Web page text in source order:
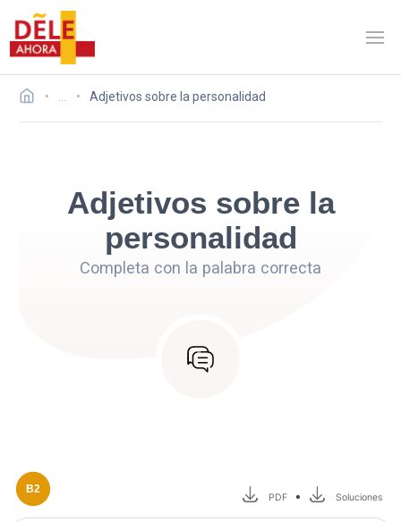
Adjetivos sobre la personalidad
Adjetivos sobre la
personalidad
Completa con la palabra correcta
B2
PDF • Soluciones